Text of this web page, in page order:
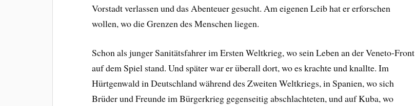
Vorstadt verlassen und das Abenteuer gesucht. Am eigenen Leib hat er erforschen
wollen, wo die Grenzen des Menschen liegen.
Schon als junger Sanitätsfahrer im Ersten Weltkrieg, wo sein Leben an der Veneto-Front
auf dem Spiel stand. Und später war er überall dort, wo es krachte und knallte. Im
Hürtgenwald in Deutschland während des Zweiten Weltkriegs, in Spanien, wo sich
Brüder und Freunde im Bürgerkrieg gegenseitig abschlachteten, und auf Kuba, wo